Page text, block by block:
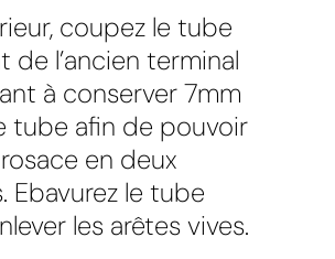
coupez le tube
de l’ancien terminal
à conserver 7mm
tube afin de pouvoir
en deux
Ebavurez le tube
les arêtes vives.